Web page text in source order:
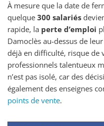
À mesure que la date de
quelque 300 salariés
rapide, la perte d’emploi
Damoclès au-dessus de
déjà en difficulté, risque de
professionnels talentueux
n’est pas isolé, car des
également des enseignes
points de vente.